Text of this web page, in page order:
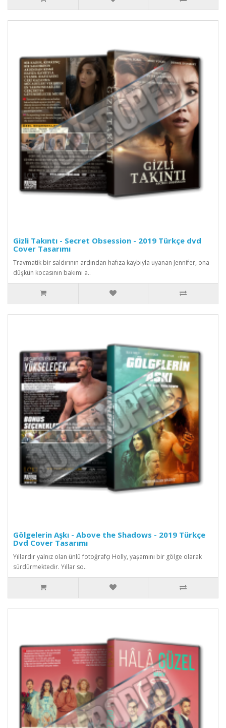
Gizli Takıntı - Secret Obsession - 2019 Türkçe dvd
Cover Tasarımı
Travmatik bir saldırının ardından hafıza kaybıyla uyanan Jennifer, ona
düşkün kocasının bakımı a..
Gölgelerin Aşkı - Above the Shadows - 2019 Türkçe
Dvd Cover Tasarımı
Yıllardır yalnız olan ünlü fotoğrafçı Holly, yaşamını bir gölge olarak
sürdürmektedir. Yıllar so..